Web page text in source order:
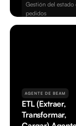
Gestión del estado
pedidos
ETL (Extraer,
Transformar,
AGENTE DE BEAM